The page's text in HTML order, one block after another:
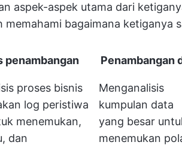
aspek-aspek utama dari
memahami bagaimana ketiganya
penambangan Penambangan
proses bisnis
log peristiwa
menemukan,
dan
Menganalisis
kumpulan data
yang besar
menemukan